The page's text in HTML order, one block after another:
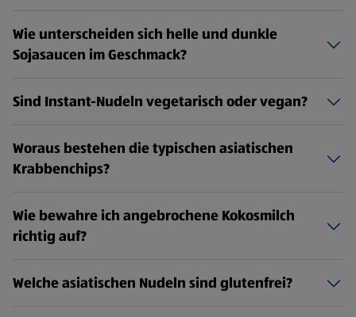
Wie unterscheiden sich helle und dunkle
Sojasaucen im Geschmack?
Sind Instant-Nudeln vegetarisch oder vegan?
Woraus bestehen die typischen asiatischen
Krabbenchips?
Wie bewahre ich angebrochene Kokosmilch
richtig auf?
Welche asiatischen Nudeln sind glutenfrei?